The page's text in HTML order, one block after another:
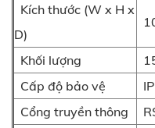
Kích thước (W x H x
D)
Khối lượng
Cấp độ bảo vệ
Cổng truyền thông